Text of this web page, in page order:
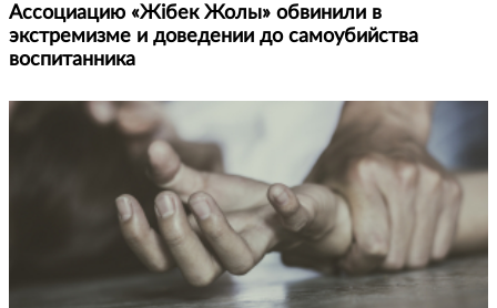
Ассоциацию «Жібек Жолы» обвинили в
экстремизме и доведении до самоубийства
воспитанника